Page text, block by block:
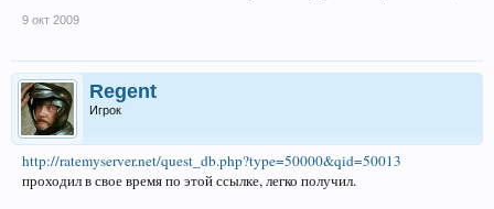
9 окт 2009
Regent
Игрок
http://ratemyserver.net/quest_db.php?type=50000&qid=50013
проходил в свое время по этой ссылке, легко получил.